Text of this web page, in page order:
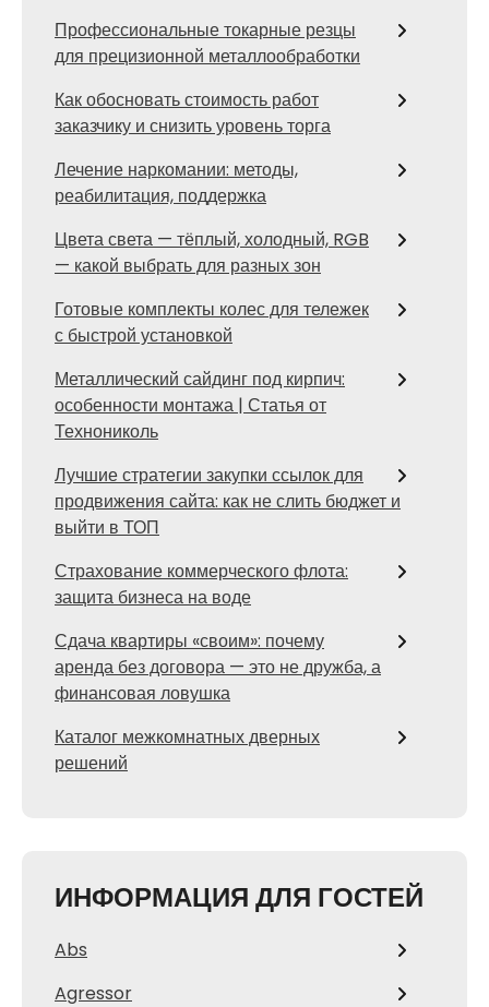
Профессиональные токарные резцы
для прецизионной металлообработки
Как обосновать стоимость работ
заказчику и снизить уровень торга
Лечение наркомании: методы,
реабилитация, поддержка
Цвета света — тёплый, холодный, RGB
— какой выбрать для разных зон
Готовые комплекты колес для тележек
с быстрой установкой
Металлический сайдинг под кирпич:
особенности монтажа | Статья от
Технониколь
Лучшие стратегии закупки ссылок для
продвижения сайта: как не слить бюджет и
выйти в ТОП
Страхование коммерческого флота:
защита бизнеса на воде
Сдача квартиры «своим»: почему
аренда без договора — это не дружба, а
финансовая ловушка
Каталог межкомнатных дверных
решений
ИНФОРМАЦИЯ ДЛЯ ГОСТЕЙ
Abs
Agressor